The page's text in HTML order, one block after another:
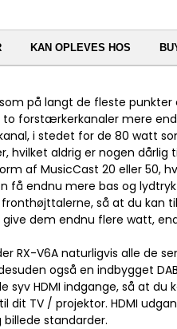
KAN OPLEVES HOS
på langt de fleste
forstærkerkanaler mere end
i stedet for de 80 watt
aldrig er nogen dårlig
af MusicCast 20 eller 50,
få endnu mere bas og
så at du kan
dem endnu flere watt, end
RX-V6A naturligvis alle de
også en indbygget
syv HDMI indgange, så at
dit TV / projektor. HDMI
billede standarder.